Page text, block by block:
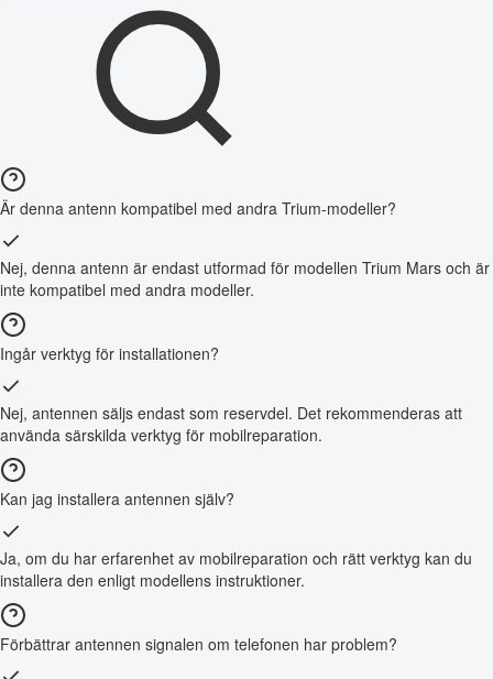
Är denna antenn kompatibel med andra Trium-modeller?
Nej, denna antenn är endast utformad för modellen Trium Mars och är
inte kompatibel med andra modeller.
Ingår verktyg för installationen?
Nej, antennen säljs endast som reservdel. Det rekommenderas att
använda särskilda verktyg för mobilreparation.
Kan jag installera antennen själv?
Ja, om du har erfarenhet av mobilreparation och rätt verktyg kan du
installera den enligt modellens instruktioner.
Förbättrar antennen signalen om telefonen har problem?